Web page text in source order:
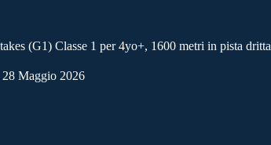
(G1) Classe 1 per 4yo+, 1600 metri in pista dritta
28 Maggio 2026